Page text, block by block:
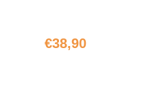
€38,90